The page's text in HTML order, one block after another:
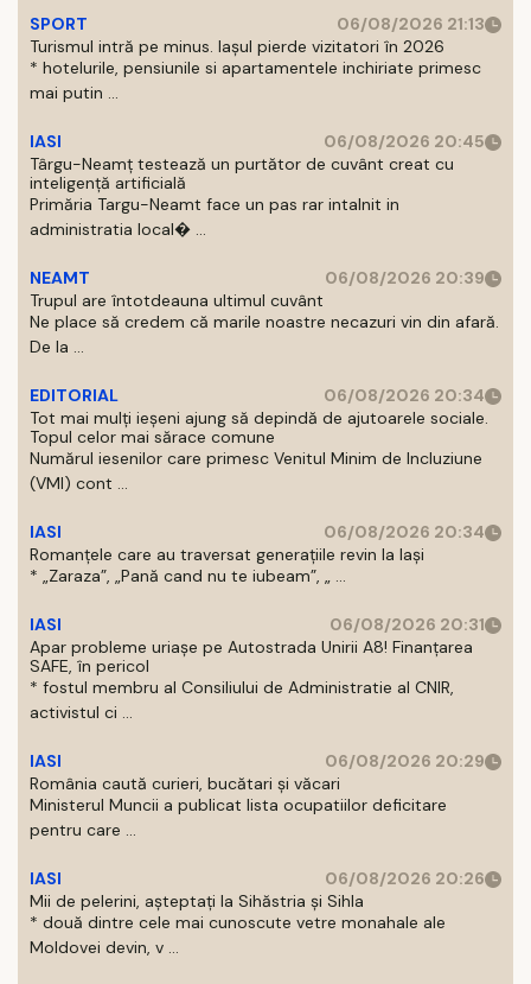
SPORT
06/08/2026 21:13
Turismul intră pe minus. Iașul pierde vizitatori în 2026
* hotelurile, pensiunile si apartamentele inchiriate primesc
mai putin ...
IASI
06/08/2026 20:45
Târgu-Neamț testează un purtător de cuvânt creat cu
inteligență artificială
Primăria Targu-Neamt face un pas rar intalnit in
administratia local� ...
NEAMT
06/08/2026 20:39
Trupul are întotdeauna ultimul cuvânt
Ne place să credem că marile noastre necazuri vin din afară.
De la ...
EDITORIAL
06/08/2026 20:34
Tot mai mulți ieșeni ajung să depindă de ajutoarele sociale.
Topul celor mai sărace comune
Numărul iesenilor care primesc Venitul Minim de Incluziune
(VMI) cont ...
IASI
06/08/2026 20:34
Romanțele care au traversat generațiile revin la Iași
* „Zaraza”, „Pană cand nu te iubeam”, „ ...
IASI
06/08/2026 20:31
Apar probleme uriașe pe Autostrada Unirii A8! Finanțarea
SAFE, în pericol
* fostul membru al Consiliului de Administratie al CNIR,
activistul ci ...
IASI
06/08/2026 20:29
România caută curieri, bucătari și văcari
Ministerul Muncii a publicat lista ocupatiilor deficitare
pentru care ...
IASI
06/08/2026 20:26
Mii de pelerini, așteptați la Sihăstria și Sihla
* două dintre cele mai cunoscute vetre monahale ale
Moldovei devin, v ...